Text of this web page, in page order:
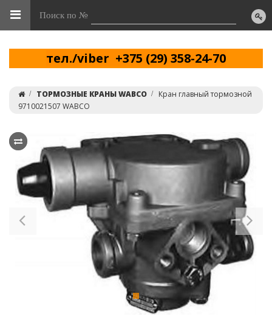
Поиск по №
тел./viber +375 (29) 358-24-70
ТОРМОЗНЫЕ КРАНЫ WABCO
Кран главный тормозной
9710021507 WABCO
Previous